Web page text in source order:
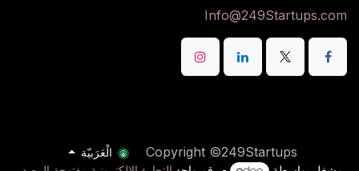
Info@249Startups.com
Copyright ©249Startups
الْعَرَبيّة